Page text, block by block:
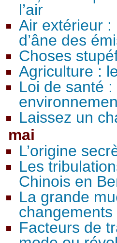
l’air
Air extérieur :
d’âne des
Choses
Agriculture :
Loi de santé
Laissez un
mai
L’origine
Les
Chinois en
La grande
Facteurs de